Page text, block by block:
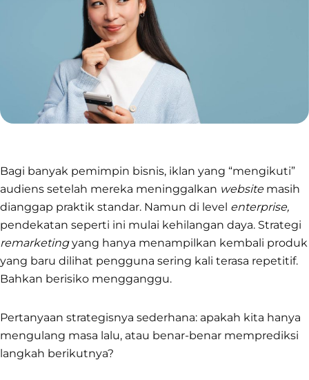
Bagi banyak pemimpin bisnis, iklan yang “mengikuti”
audiens setelah mereka meninggalkan websitemasih
dianggap praktik standar. Namun di level enterprise,
pendekatan seperti ini mulai kehilangan daya. Strategi
remarketingyang hanya menampilkan kembali produk
yang baru dilihat pengguna sering kali terasa repetitif.
Bahkan berisiko mengganggu.
Pertanyaan strategisnya sederhana: apakah kita hanya
mengulang masa lalu, atau benar-benar memprediksi
langkah berikutnya?